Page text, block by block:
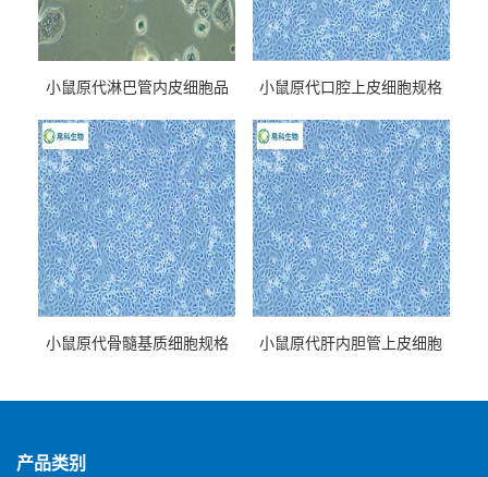
小鼠原代淋巴管内皮细胞品
小鼠原代口腔上皮细胞规格
小鼠原代骨髓基质细胞规格
小鼠原代肝内胆管上皮细胞
产品类别